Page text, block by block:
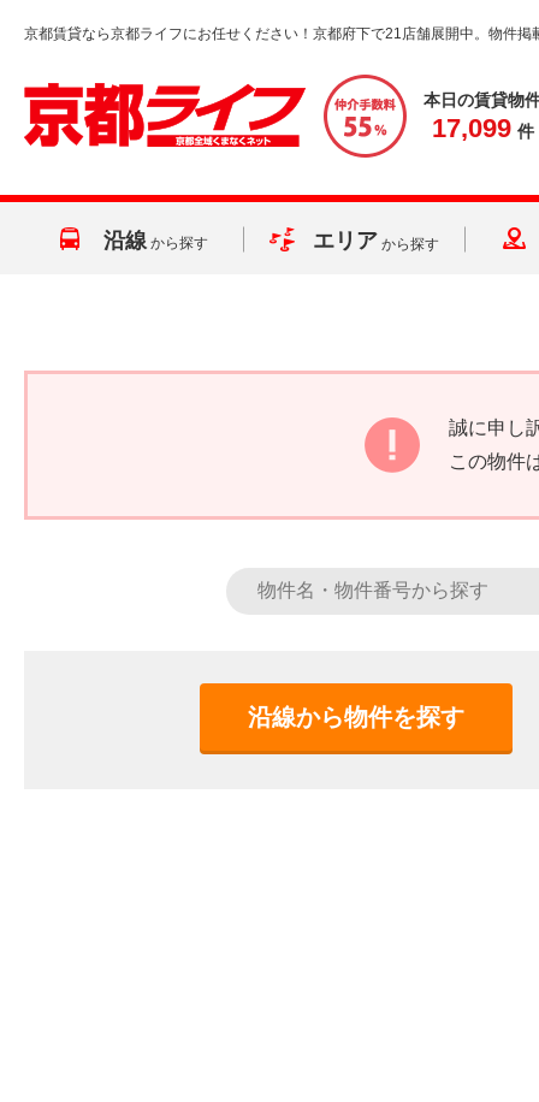
京都賃貸なら京都ライフにお任せください！京都府下で21店舗展開中。物件掲
本日の賃貸物
17,099 件
沿線 から探す エリア から探す
誠に申し
この物件
沿線から物件を探す